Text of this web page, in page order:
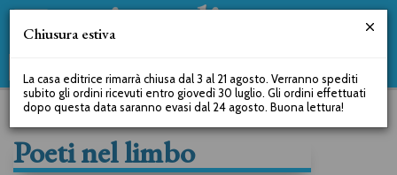
Poeti nel limbo
Chiusura estiva
La casa editrice rimarrà chiusa dal 3 al 21 agosto. Verranno spediti
subito gli ordini ricevuti entro giovedì 30 luglio. Gli ordini effettuati
dopo questa data saranno evasi dal 24 agosto. Buona lettura!